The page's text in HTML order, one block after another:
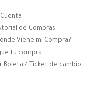
de Compras
Viene mi Compra?
tu compra
Boleta / Ticket de cambio